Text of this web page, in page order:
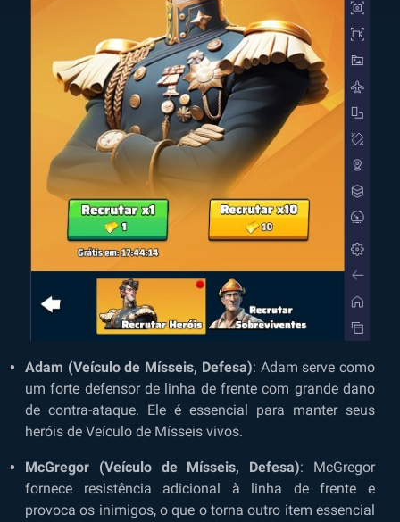
Adam (Veículo de Mísseis, Defesa): Adam serve como
um forte defensor de linha de frente com grande dano
de contra-ataque. Ele é essencial para manter seus
heróis de Veículo de Mísseis vivos.
McGregor (Veículo de Mísseis, Defesa): McGregor
fornece resistência adicional à linha de frente e
provoca os inimigos, o que o torna outro item essencial